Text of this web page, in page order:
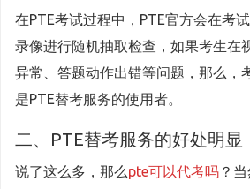
在PTE考试过程中，PTE官方会在考
录像进行随机抽取检查，如果考生在
异常、答题动作出错等问题，那么，
是PTE替考服务的使用者。
二、PTE替考服务的好处明显
说了这么多，那么pte可以代考吗 ？